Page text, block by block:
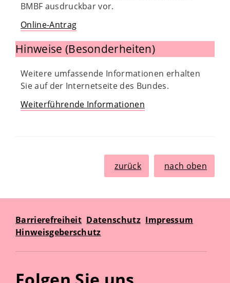
BMBF ausdruckbar vor.
Online-Antrag
Hinweise (Besonderheiten)
Weitere umfassende Informationen erhalten
Sie auf der Internetseite des Bundes.
Weiterführende Informationen
zurück nach oben
Barrierefreiheit Datenschutz Impressum
Hinweisgeberschutz